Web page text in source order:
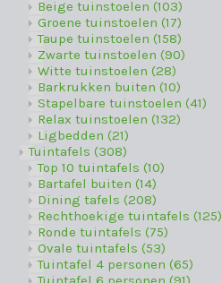
Beige tuinstoelen(103)
Groene tuinstoelen(17)
Taupe tuinstoelen(158)
Zwarte tuinstoelen(90)
Witte tuinstoelen(28)
Barkrukken buiten(10)
Stapelbare tuinstoelen(41)
Relax tuinstoelen(132)
Ligbedden(21)
Tuintafels(308)
Top 10 tuintafels(10)
Bartafel buiten(14)
Dining tafels(208)
Rechthoekige tuintafels(125)
Ronde tuintafels(75)
Ovale tuintafels(53)
Tuintafel 4 personen(65)